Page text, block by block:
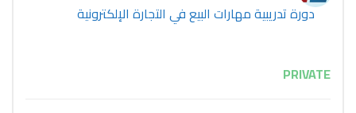
دورة تدريبية مهارات البيع في التجارة الإلكترونية
PRIVATE